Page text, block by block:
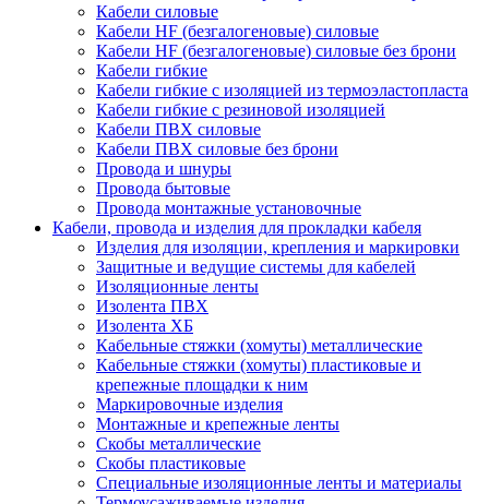
Кабели силовые
Кабели HF (безгалогеновые) силовые
Кабели HF (безгалогеновые) силовые без брони
Кабели гибкие
Кабели гибкие с изоляцией из термоэластопласта
Кабели гибкие с резиновой изоляцией
Кабели ПВХ силовые
Кабели ПВХ силовые без брони
Провода и шнуры
Провода бытовые
Провода монтажные установочные
Кабели, провода и изделия для прокладки кабеля
Изделия для изоляции, крепления и маркировки
Защитные и ведущие системы для кабелей
Изоляционные ленты
Изолента ПВХ
Изолента ХБ
Кабельные стяжки (хомуты) металлические
Кабельные стяжки (хомуты) пластиковые и
крепежные площадки к ним
Маркировочные изделия
Монтажные и крепежные ленты
Скобы металлические
Скобы пластиковые
Специальные изоляционные ленты и материалы